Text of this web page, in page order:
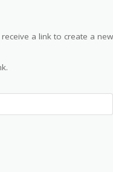
a link to create a new